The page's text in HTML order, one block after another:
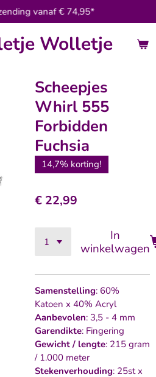
Wolletje
vanaf € 74,95*
Scheepjes
Whirl 555
Forbidden
Fuchsia
14,7% korting!
€ 22,99
In
winkelwagen
Samenstelling: 60%
Katoen x 40% Acryl
Aanbevolen: 3,5 - 4 mm
Garendikte: Fingering
Gewicht / lengte: 215 gram
/ 1.000 meter
Stekenverhouding: 25st x